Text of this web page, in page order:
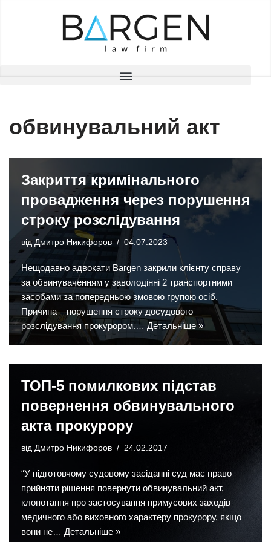
обвинувальний акт
Закриття кримінального
провадження через порушення
строку розслідування
від Дмитро Никифоров 04.07.2023
Нещодавно адвокати Bargen закрили клієнту справу
за обвинуваченням у заволодінні 2 транспортними
засобами за попередньою змовою групою осіб.
Причина – порушення строку досудового
розслідування прокурором.… Детальніше »
ТОП-5 помилкових підстав
повернення обвинувального
акта прокурору
від Дмитро Никифоров 24.02.2017
“У підготовчому судовому засіданні суд має право
прийняти рішення повернути обвинувальний акт,
клопотання про застосування примусових заходів
медичного або виховного характеру прокурору, якщо
вони не… Детальніше »